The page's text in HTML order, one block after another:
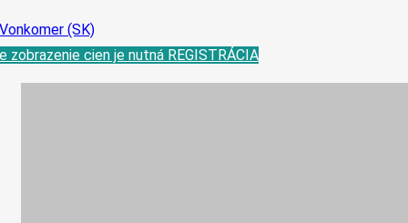
(SK)
zobrazenie cien je nutná REGISTRÁCIA